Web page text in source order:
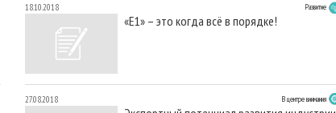
18.10.2018 Развитие
«Е1» – это когда всё в порядке!
27.08.2018 В центре внимания